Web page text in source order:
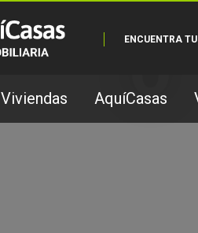
ENCUENTRA
Viviendas AquíCasas
O